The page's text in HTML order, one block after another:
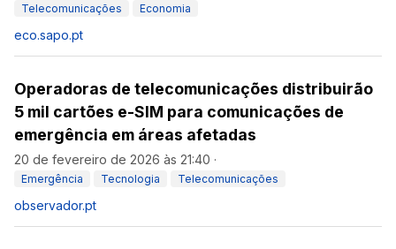
Telecomunicações Economia
eco.sapo.pt
Operadoras de telecomunicações distribuirão
5 mil cartões e-SIM para comunicações de
emergência em áreas afetadas
20 de fevereiro de 2026 às 21:40 ·
Emergência Tecnologia Telecomunicações
observador.pt